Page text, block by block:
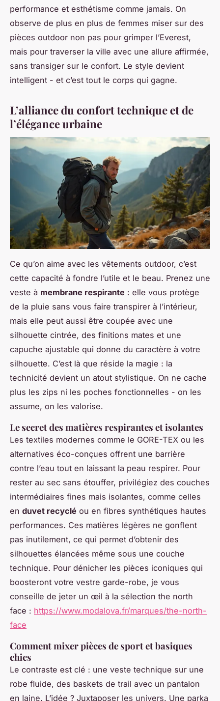
performance et esthétisme comme jamais. On
observe de plus en plus de femmes miser sur des
pièces outdoor non pas pour grimper l’Everest,
mais pour traverser la ville avec une allure affirmée,
sans transiger sur le confort. Le style devient
intelligent - et c’est tout le corps qui gagne.
L’alliance du confort technique et de
l’élégance urbaine
Ce qu’on aime avec les vêtements outdoor, c’est
cette capacité à fondre l’utile et le beau. Prenez une
veste à membrane respirante : elle vous protège
de la pluie sans vous faire transpirer à l’intérieur,
mais elle peut aussi être coupée avec une
silhouette cintrée, des finitions mates et une
capuche ajustable qui donne du caractère à votre
silhouette. C’est là que réside la magie : la
technicité devient un atout stylistique. On ne cache
plus les zips ni les poches fonctionnelles - on les
assume, on les valorise.
Le secret des matières respirantes et isolantes
Les textiles modernes comme le GORE-TEX ou les
alternatives éco-conçues offrent une barrière
contre l’eau tout en laissant la peau respirer. Pour
rester au sec sans étouffer, privilégiez des couches
intermédiaires fines mais isolantes, comme celles
en duvet recyclé ou en fibres synthétiques hautes
performances. Ces matières légères ne gonflent
pas inutilement, ce qui permet d’obtenir des
silhouettes élancées même sous une couche
technique. Pour dénicher les pièces iconiques qui
boosteront votre vestre garde-robe, je vous
conseille de jeter un œil à la sélection the north
face : https://www.modalova.fr/marques/the-north-
face
Comment mixer pièces de sport et basiques
chics
Le contraste est clé : une veste technique sur une
robe fluide, des baskets de trail avec un pantalon
en laine. L’idée ? Juxtaposer les univers. Une parka